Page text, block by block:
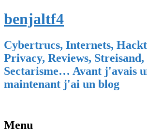
benjaltf4
Cybertrucs, Internets,
Privacy, Reviews, Streisand,
Sectarisme… Avant j'avais
maintenant j'ai un blog
Menu